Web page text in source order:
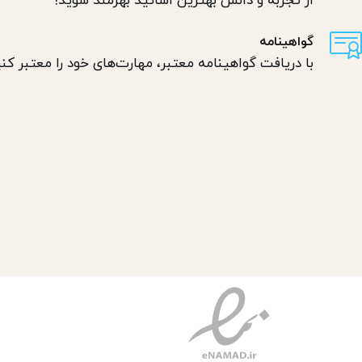
گواهینامه
با دریافت گواهینامه معتبر، مهارت‌های خود را معتبر